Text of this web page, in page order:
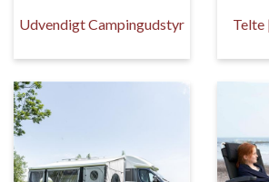
Udvendigt Campingudstyr Telte